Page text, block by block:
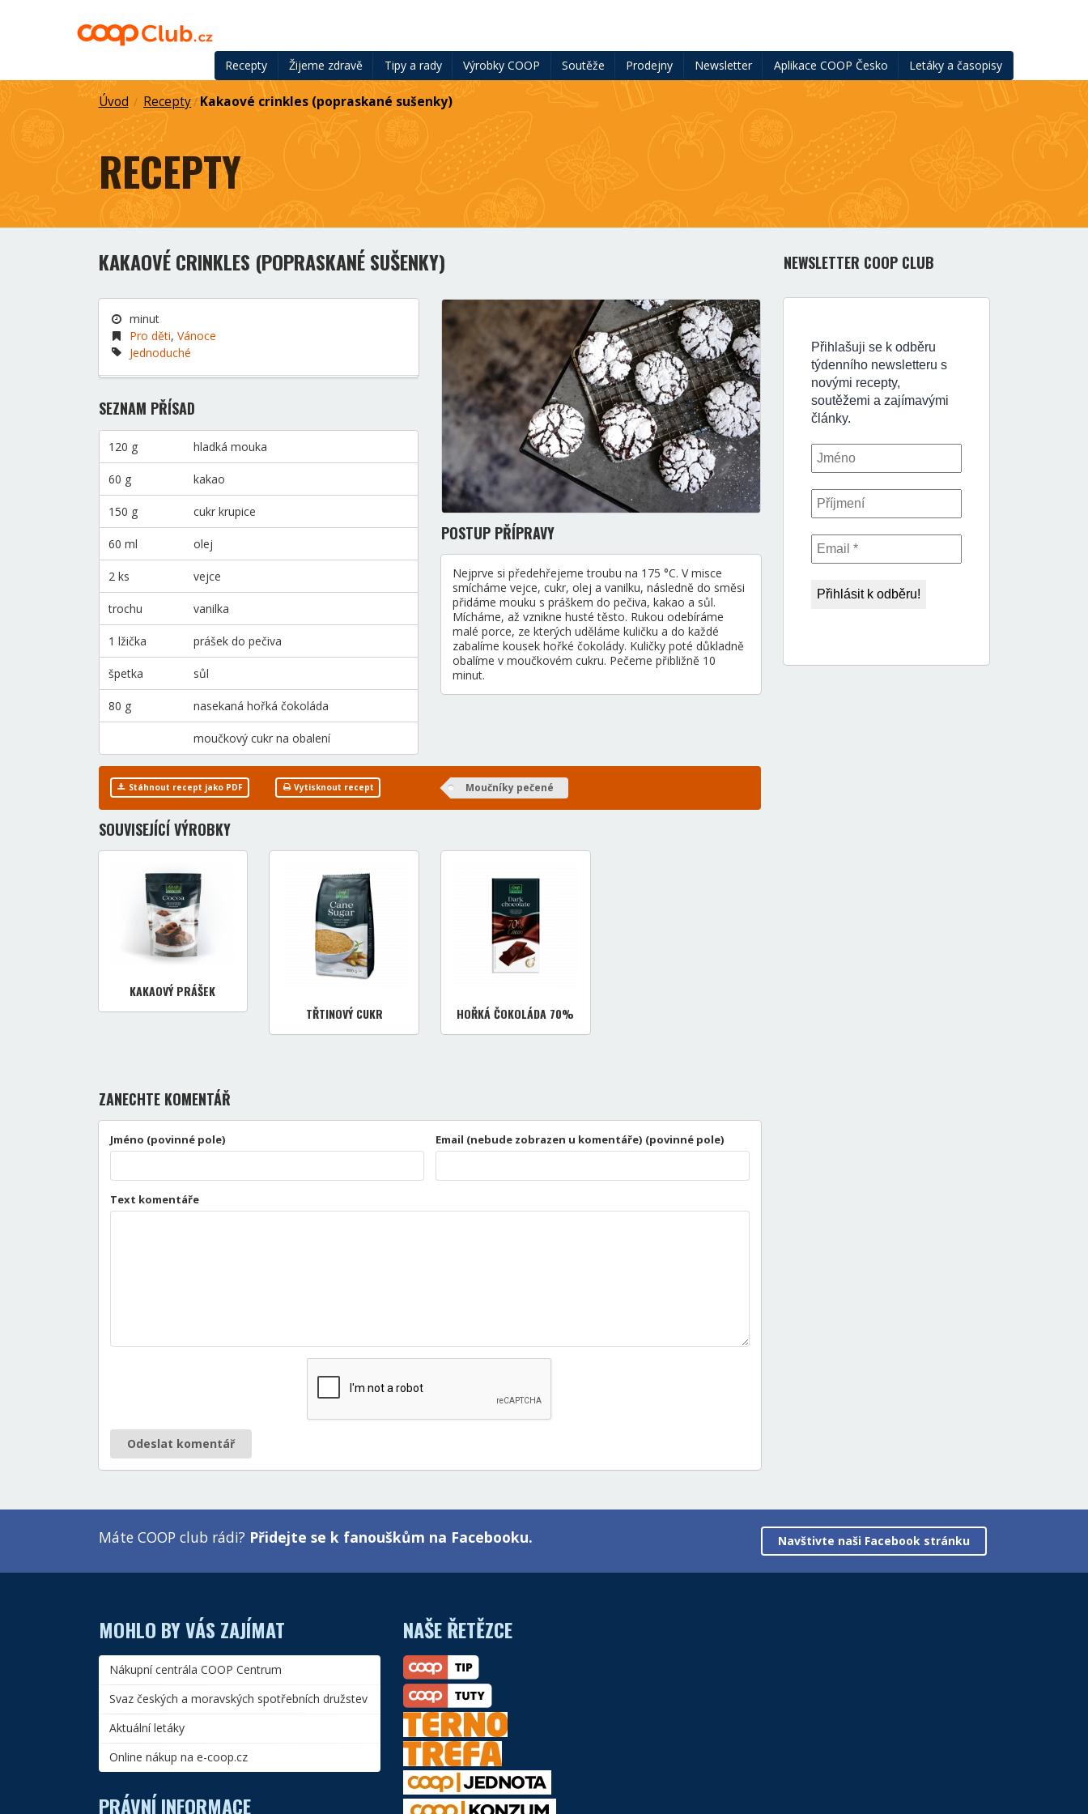
Recepty Žijeme zdravě Tipy a rady Výrobky COOP Soutěže Prodejny Newsletter Aplikace COOP Česko Letáky a časopisy
Úvod / Recepty/ Kakaové crinkles (popraskané sušenky)
RECEPTY
KAKAOVÉ CRINKLES (POPRASKANÉ SUŠENKY)
minut
Pro děti,Vánoce
Jednoduché
SEZNAM PŘÍSAD
120 g hladká mouka
60 g kakao
150 g cukr krupice
60 ml olej
2 ks vejce
trochu vanilka
1 lžička prášek do pečiva
špetka sůl
80 g nasekaná hořká čokoláda
moučkový cukr na obalení
POSTUP PŘÍPRAVY
Nejprve si předehřejeme troubu na 175 °C. V misce
smícháme vejce, cukr, olej a vanilku, následně do směsi
přidáme mouku s práškem do pečiva, kakao a sůl.
Mícháme, až vznikne husté těsto. Rukou odebíráme
malé porce, ze kterých uděláme kuličku a do každé
zabalíme kousek hořké čokolády. Kuličky poté důkladně
obalíme v moučkovém cukru. Pečeme přibližně 10
minut.
Stáhnout recept jako PDF Vytisknout recept Moučníky pečené
SOUVISEJÍCÍ VÝROBKY
KAKAOVÝ PRÁŠEK
TŘTINOVÝ CUKR
HOŘKÁ ČOKOLÁDA 70%
ZANECHTE KOMENTÁŘ
Jméno (povinné pole) Email (nebude zobrazen u komentáře) (povinné pole)
Text komentáře
Odeslat komentář
NEWSLETTER COOP CLUB
Máte COOP club rádi? Přidejte se k fanouškům na Facebooku. Navštivte naši Facebook stránku
MOHLO BY VÁS ZAJÍMAT
Nákupní centrála COOP Centrum
Svaz českých a moravských spotřebních družstev
Aktuální letáky
Online nákup na e-coop.cz
PRÁVNÍ INFORMACE
NAŠE ŘETĚZCE